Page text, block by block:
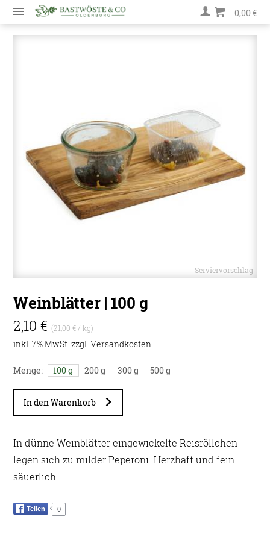
0,00 €
Weinblätter | 100 g
2,10 €(21,00 € / kg)
inkl. 7% MwSt. zzgl.Versandkosten
Menge: 100 g 200 g 300 g 500 g
In den Warenkorb
In dünne Weinblätter eingewickelte Reisröllchen
legen sich zu milder Peperoni. Herzhaft und fein
säuerlich.
Teilen 0